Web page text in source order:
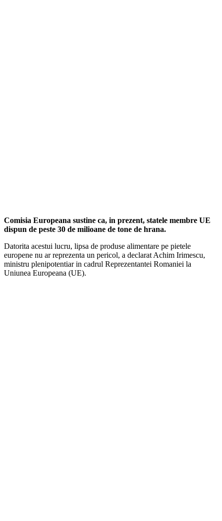
Comisia Europeana sustine ca, in prezent, statele membre UE
dispun de peste 30 de milioane de tone de hrana.
Datorita acestui lucru, lipsa de produse alimentare pe pietele
europene nu ar reprezenta un pericol, a declarat Achim Irimescu,
ministru plenipotentiar in cadrul Reprezentantei Romaniei la
Uniunea Europeana (UE).